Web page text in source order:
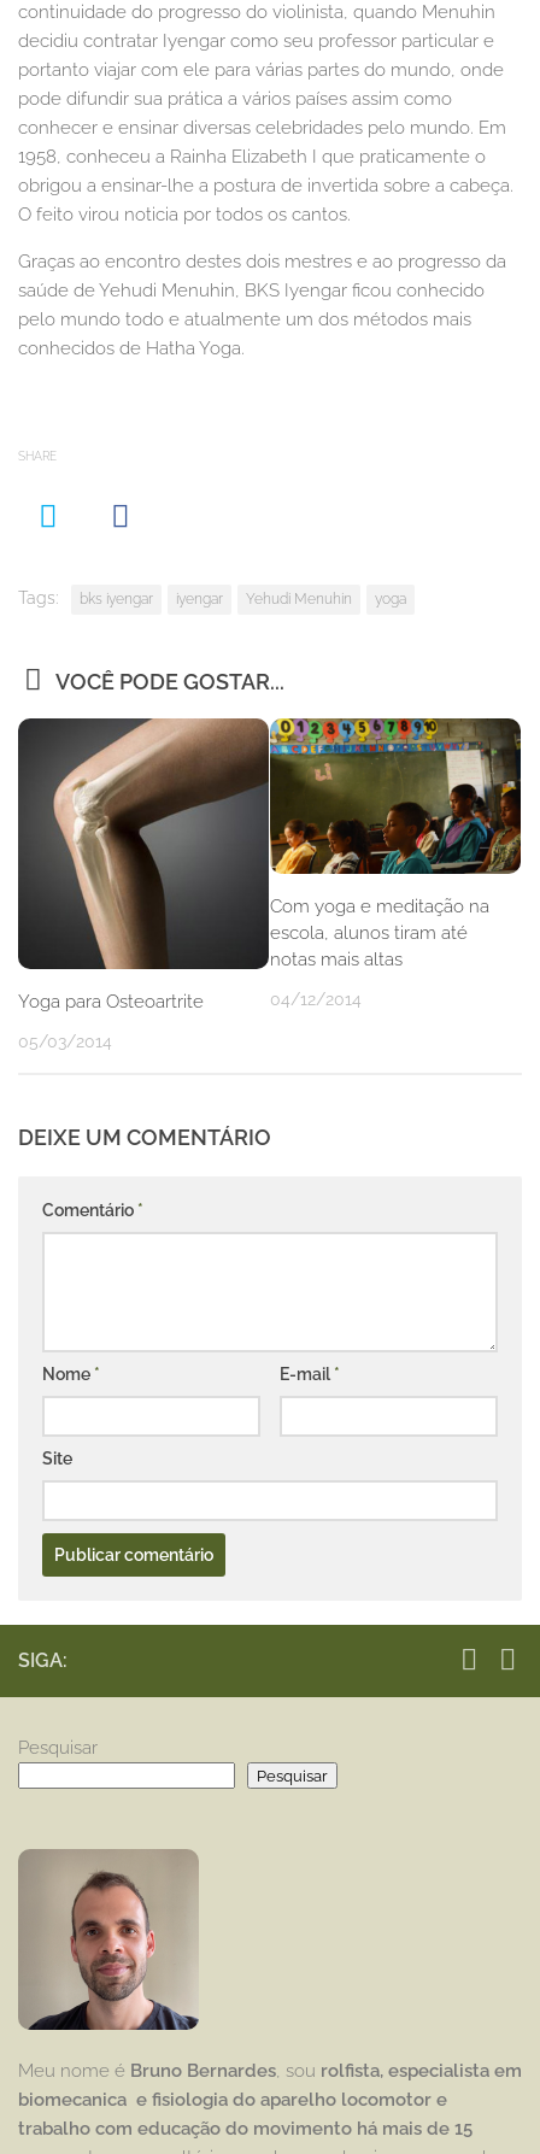
continuidade do progresso do violinista, quando Menuhin
decidiu contratar Iyengar como seu professor particular e
portanto viajar com ele para várias partes do mundo, onde
pode difundir sua prática a vários países assim como
conhecer e ensinar diversas celebridades pelo mundo. Em
1958, conheceu a Rainha Elizabeth I que praticamente o
obrigou a ensinar-lhe a postura de invertida sobre a cabeça.
O feito virou noticia por todos os cantos.
Graças ao encontro destes dois mestres e ao progresso da
saúde de Yehudi Menuhin, BKS Iyengar ficou conhecido
pelo mundo todo e atualmente um dos métodos mais
conhecidos de Hatha Yoga.
SHARE
Tags: bks iyengar iyengar Yehudi Menuhin yoga
VOCÊ PODE GOSTAR...
Yoga para Osteoartrite
05/03/2014
Com yoga e meditação na
escola, alunos tiram até
notas mais altas
04/12/2014
DEIXE UM COMENTÁRIO
Comentário *
Nome * E-mail *
Site
SIGA:
Pesquisar
Pesquisar
Meu nome é Bruno Bernardes, sou rolfista, especialista em
biomecanica e fisiologia do aparelho locomotor e
trabalho com educação do movimento há mais de 15